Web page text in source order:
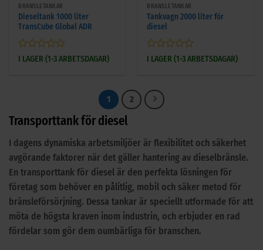
BRÄNSLETANKAR
Dieseltank 1000 liter
TransCube Global ADR
Betygsatt
I LAGER (1-3 ARBETSDAGAR)
BRÄNSLETANKAR
Tankvagn 2000 liter för
diesel
Betygsatt
I LAGER (1-3 ARBETSDAGAR)
1 2
Transporttank för diesel
I dagens dynamiska arbetsmiljöer är flexibilitet och säkerhet
avgörande faktorer när det gäller hantering av dieselbränsle.
En transporttank för diesel är den perfekta lösningen för
företag som behöver en pålitlig, mobil och säker metod för
bränsleförsörjning. Dessa tankar är speciellt utformade för att
möta de högsta kraven inom industrin, och erbjuder en rad
fördelar som gör dem oumbärliga för branschen.